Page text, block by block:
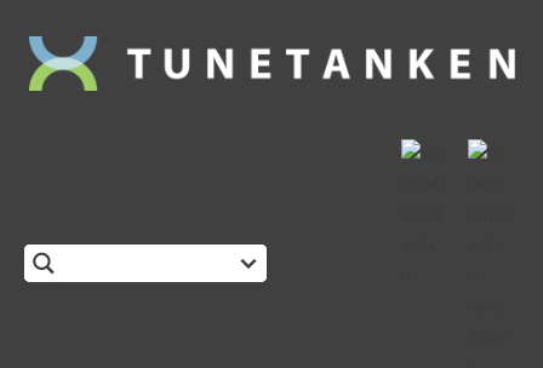
This form is temporarily unavailable.